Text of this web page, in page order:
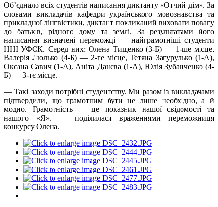
Об’єднало всіх студентів написання диктанту «Отчий дім». За
словами викладачів кафедри українського мовознавства та
прикладної лінгвістики, диктант покликаний виховати повагу
до батьків, рідного дому та землі. За результатами його
написання визначені переможці — найграмотніші студенти
ННІ УФСК. Серед них: Олена Тищенко (3-Б) — 1-ше місце,
Валерія Люлько (4-Б) — 2-ге місце, Тетяна Загурулько (1-А),
ОксанаСавич(1-А), Аніта Данєва (1-А), Юлія Зубанченко (4-
Б) — 3-тє місце.
— Такі заходи потрібні студентству. Ми разом із викладачами
підтвердили, що грамотним бути не лише необхідно, а й
модно. Грамотність — це показник нашої свідомості та
нашого «Я», — поділилася враженнями переможниця
конкурсу Олена.